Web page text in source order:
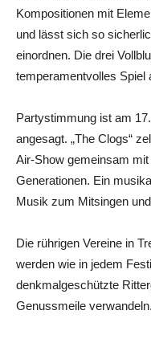
Kompositionen mit
und lässt sich so
einordnen. Die drei
temperamentvolles Spiel
Partystimmung ist am
angesagt. „The Clogs“
Air-Show gemeinsam
Generationen. Ein
Musik zum Mitsingen
Die rührigen Vereine in
werden wie in jedem
denkmalgeschützte
Genussmeile verwandeln.